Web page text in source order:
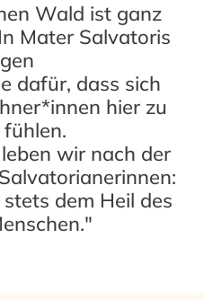
Wald ist ganz
Mater Salvatoris
dafür, dass sich
hier zu
wir nach der
dem Heil des